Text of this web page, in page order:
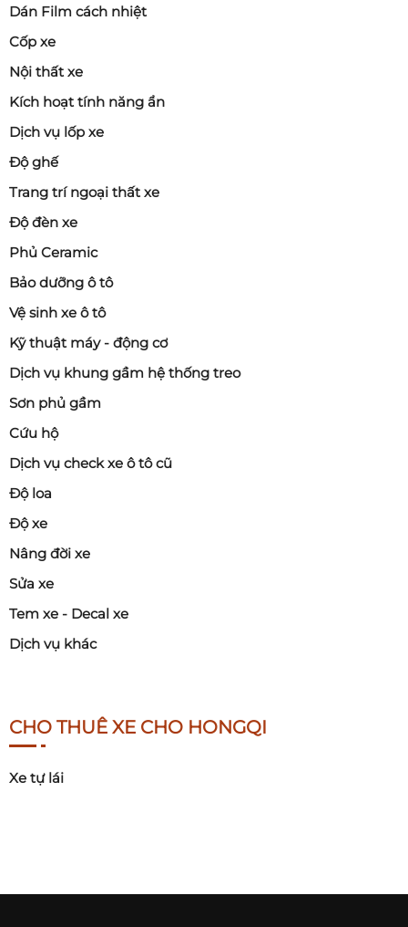
Dán Film cách nhiệt
Cốp xe
Nội thất xe
Kích hoạt tính năng ẩn
Dịch vụ lốp xe
Độ ghế
Trang trí ngoại thất xe
Độ đèn xe
Phủ Ceramic
Bảo dưỡng ô tô
Vệ sinh xe ô tô
Kỹ thuật máy - động cơ
Dịch vụ khung gầm hệ thống treo
Sơn phủ gầm
Cứu hộ
Dịch vụ check xe ô tô cũ
Độ loa
Độ xe
Nâng đời xe
Sửa xe
Tem xe - Decal xe
Dịch vụ khác
CHO THUÊ XE CHO HONGQI
Xe tự lái